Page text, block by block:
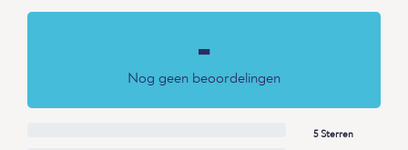
-
Nog geen beoordelingen
5 Sterren